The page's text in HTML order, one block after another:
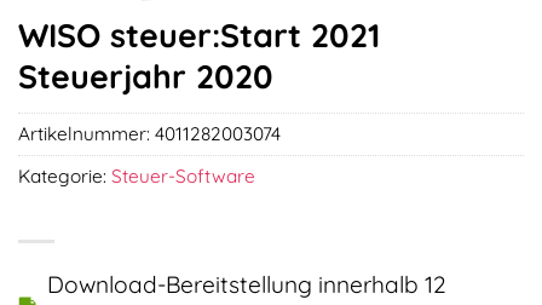
WISO steuer:Start 2021
Steuerjahr 2020
Download-Bereitstellung innerhalb 12
Artikelnummer: 4011282003074
Kategorie: Steuer-Software